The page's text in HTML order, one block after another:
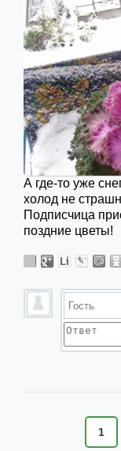
А где-то уже
холод не
Подписчица
поздние цветы!
1